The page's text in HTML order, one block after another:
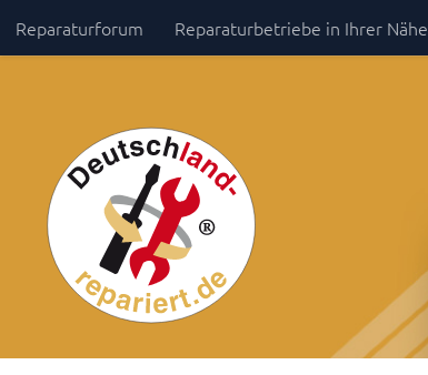
Zum Inhalt springen
Reparaturforum Reparaturbetriebe in Ihrer Nähe